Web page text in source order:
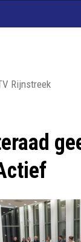
Rijnstreek